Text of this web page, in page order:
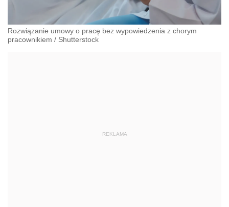
Rozwiązanie umowy o pracę bez wypowiedzenia z chorym
pracownikiem / Shutterstock